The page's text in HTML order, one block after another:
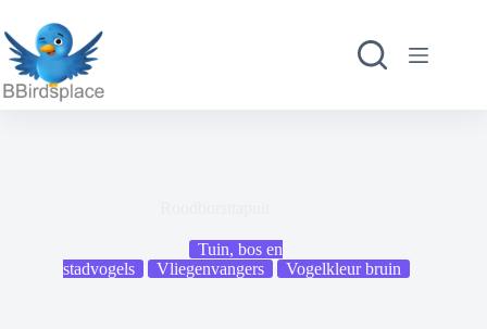
naar
de
inhoud
Tuin, bos en
stadvogels
Vliegenvangers Vogelkleur bruin